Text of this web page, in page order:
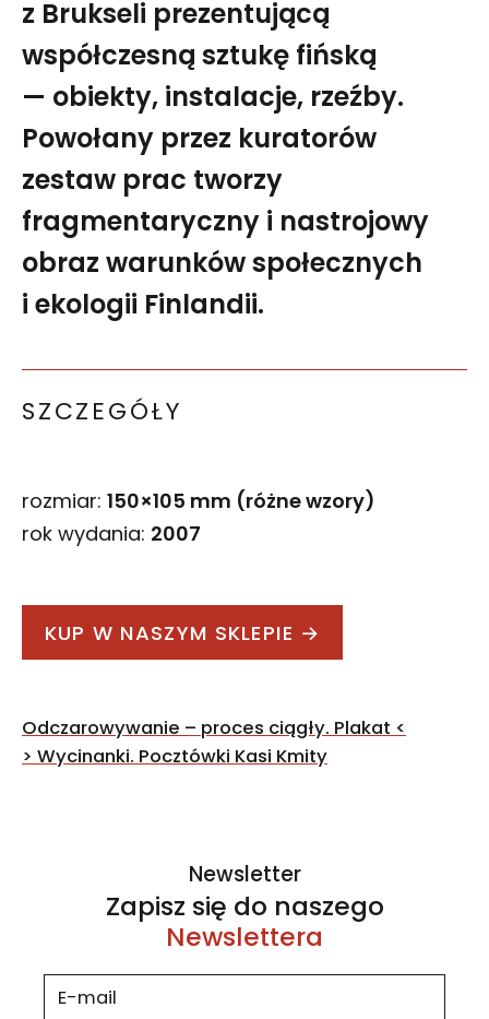
z Brukseli prezentującą
współczesną sztukę fińską
— obiekty, instalacje, rzeźby.
Powołany przez kuratorów
zestaw prac tworzy
fragmentaryczny i nastrojowy
obraz warunków społecznych
i ekologii Finlandii.
SZCZEGÓŁY
rozmiar: 150×105 mm (różne wzory)
rok wydania: 2007
KUP W NASZYM SKLEPIE →
Nawigacja
wpisu
Odczarowywanie – proces ciągły. Plakat <
> Wycinanki. Pocztówki Kasi Kmity
Newsletter
Zapisz się do naszego
Newslettera